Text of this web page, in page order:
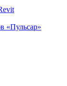
«Пульсар»